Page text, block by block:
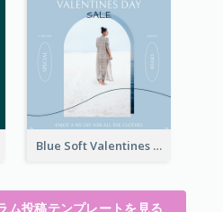
Blue Soft Valentines Day Limited Sale Instagram Post
ム投稿テンプレートを見る